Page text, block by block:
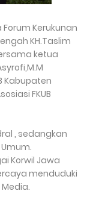
Kerukunan
KH.Taslim
ketua
Kabupaten
FKUB
, sedangkan
Korwil Jawa
menduduki